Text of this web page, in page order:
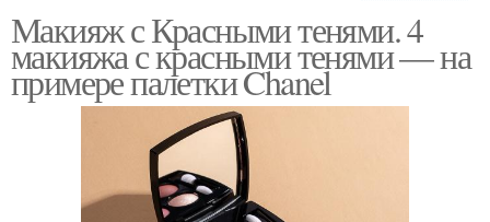
Макияж для брюнеток Палетки для макияжа
Макияж с Красными тенями. 4
макияжа с красными тенями — на
примере палетки Chanel